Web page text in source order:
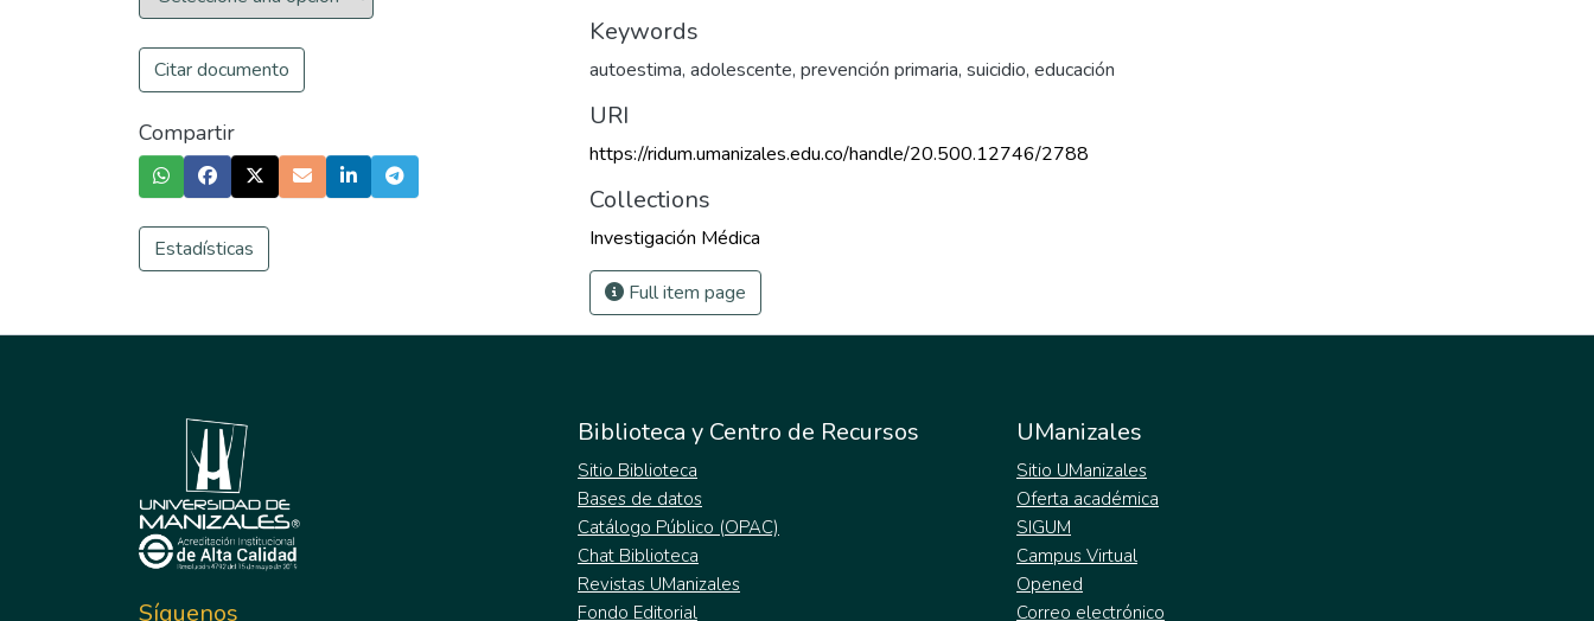
Citar documento
Compartir
Estadísticas
Keywords
autoestima, adolescente, prevención primaria, suicidio, educación
URI
https://ridum.umanizales.edu.co/handle/20.500.12746/2788
Collections
Investigación Médica
Full item page
Síguenos
Biblioteca y Centro de Recursos
Sitio Biblioteca
Bases de datos
Catálogo Público (OPAC)
Chat Biblioteca
Revistas UManizales
Fondo Editorial
UManizales
Sitio UManizales
Oferta académica
SIGUM
Campus Virtual
Opened
Correo electrónico